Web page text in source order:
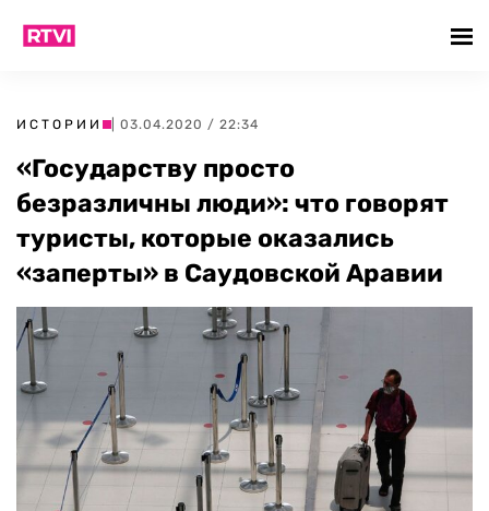
ИСТОРИИ | 03.04.2020 / 22:34
«Государству просто
безразличны люди»: что говорят
туристы, которые оказались
«заперты» в Саудовской Аравии